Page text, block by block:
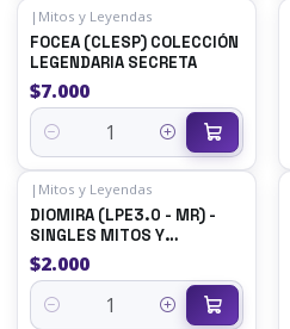
| Mitos y Leyendas
FOCEA (CLESP) COLECCIÓN
LEGENDARIA SECRETA
$7.000
Quantity
| Mitos y Leyendas
DIOMIRA (LPE3.0 - MR) -
SINGLES MITOS Y
LEYENDAS
$2.000
Quantity